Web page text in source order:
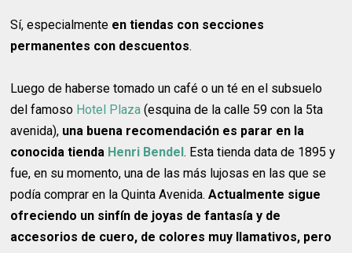
Sí, especialmente en tiendas con secciones
permanentes con descuentos.
Luego de haberse tomado un café o un té en el subsuelo
del famoso Hotel Plaza (esquina de la calle 59 con la 5ta
avenida), una buena recomendación es parar en la
conocida tienda Henri Bendel. Esta tienda data de 1895 y
fue, en su momento, una de las más lujosas en las que se
podía comprar en la Quinta Avenida.Actualmente sigue
ofreciendo un sinfín de joyas de fantasía y de
accesorios de cuero, de colores muy llamativos, pero